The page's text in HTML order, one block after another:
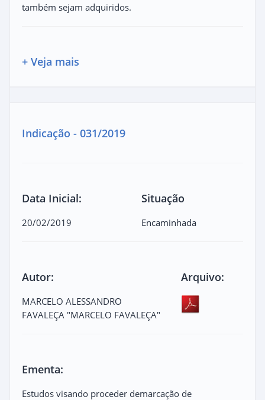
também sejam adquiridos.
+ Veja mais
Indicação - 031/2019
Data Inicial:
20/02/2019
Situação
Encaminhada
Autor:
MARCELO ALESSANDRO
FAVALEÇA "MARCELO FAVALEÇA"
Arquivo:
Ementa:
Estudos visando proceder demarcação de